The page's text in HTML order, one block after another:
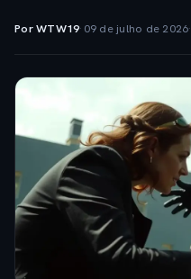
Por WTW19· 09 de julho de 2026·